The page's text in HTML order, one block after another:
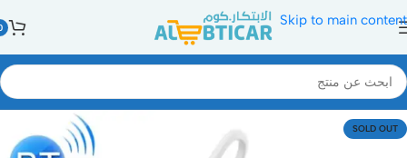
Skip to main content
SOLD OUT